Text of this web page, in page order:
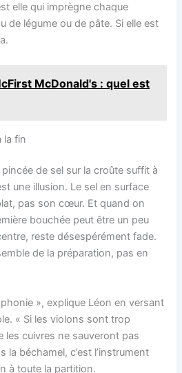
elle qui imprègne chaque
de légume ou de pâte. Si elle est
McDonald's : quel est
la fin
de sel sur la croûte suffit à
une illusion. Le sel en surface
pas son cœur. Et quand on
bouchée peut être un peu
reste désespérément fade.
de la préparation, pas en
», explique Léon en versant
« Si les violons sont trop
les cuivres ne sauveront pas
la béchamel, c’est l’instrument
à toute la partition.